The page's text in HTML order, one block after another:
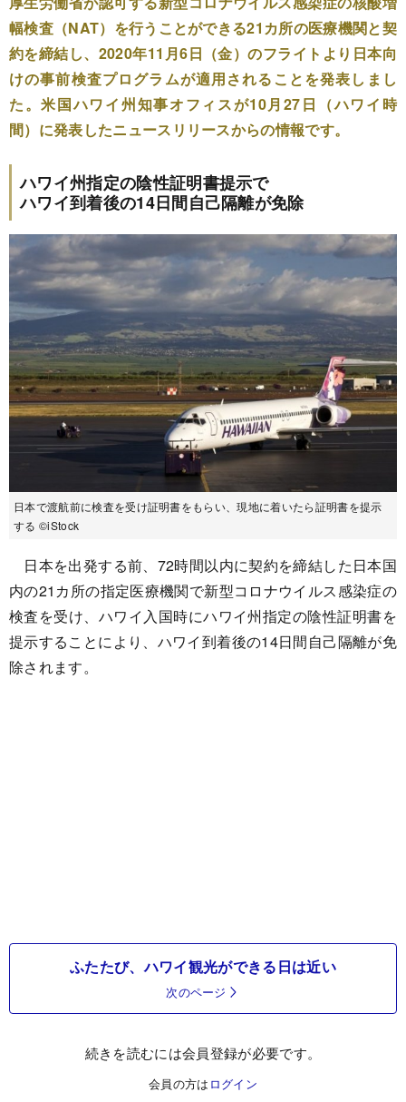
幅検査（NAT）を行うことができる21カ所の医療機関と契
約を締結し、2020年11月6日（金）のフライトより日本向
けの事前検査プログラムが適用されることを発表しまし
た。米国ハワイ州知事オフィスが10月27日（ハワイ時
間）に発表したニュースリリースからの情報です。
ハワイ州指定の陰性証明書提示で
ハワイ到着後の14日間自己隔離が免除
日本で渡航前に検査を受け証明書をもらい、現地に着いたら証明書を提示
する ©iStock
日本を出発する前、72時間以内に契約を締結した日本国
内の21カ所の指定医療機関で新型コロナウイルス感染症の
検査を受け、ハワイ入国時にハワイ州指定の陰性証明書を
提示することにより、ハワイ到着後の14日間自己隔離が免
除されます。
ふたたび、ハワイ観光ができる日は近い
次のページ
続きを読むには会員登録が必要です。
会員の方は ログイン